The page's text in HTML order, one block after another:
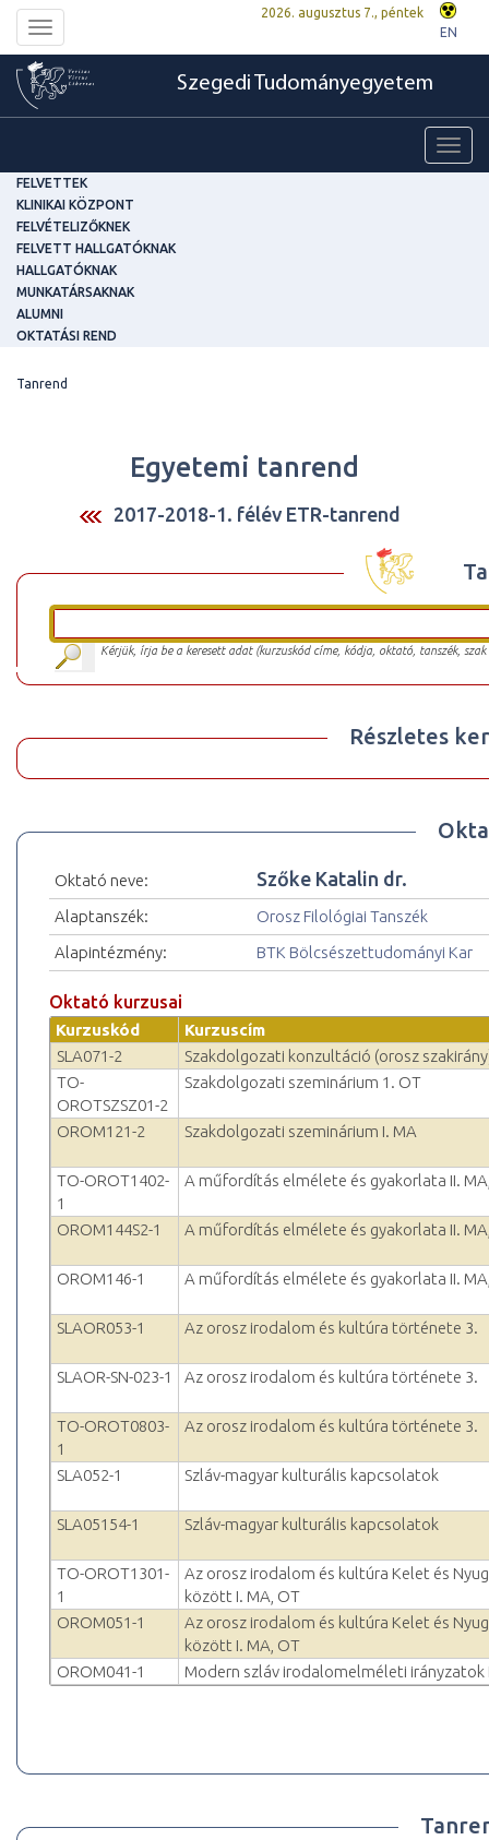
Toggle
navigation
2026. augusztus 7., péntek
EN
Szegedi Tudományegyetem
FELVETTEK
KLINIKAI KÖZPONT
FELVÉTELIZŐKNEK
FELVETT HALLGATÓKNAK
HALLGATÓKNAK
MUNKATÁRSAKNAK
ALUMNI
OKTATÁSI REND
Tanrend
Egyetemi tanrend
2017-2018-1. félév ETR-tanrend
Kérjük, írja be a keresett adat (kurzuskód címe, kódja, oktató, tanszék,
Részletes
Oktató neve: Szőke Katalin dr.
Alaptanszék:
Orosz Filológiai Tanszék
Alapintézmény:
BTK Bölcsészettudományi Kar
Oktató kurzusai
Kurzuskód
Kurzuscím
SLA071-2
Szakdolgozati konzultáció (orosz
TO-
OROTSZSZ01-2
Szakdolgozati szeminárium 1. OT
OROM121-2 Szakdolgozati szeminárium I. MA
TO-OROT1402-
1
A műfordítás elmélete és gyakorlata II.
OROM144S2-1 A műfordítás elmélete és gyakorlata II.
OROM146-1 A műfordítás elmélete és gyakorlata II.
SLAOR053-1 Az orosz irodalom és kultúra története 3.
SLAOR-SN-023-1 Az orosz irodalom és kultúra története 3.
TO-OROT0803-
1
Az orosz irodalom és kultúra története 3.
SLA052-1 Szláv-magyar kulturális kapcsolatok
SLA05154-1 Szláv-magyar kulturális kapcsolatok
TO-OROT1301-
1
Az orosz irodalom és kultúra Kelet és
között I. MA, OT
OROM051-1
Az orosz irodalom és kultúra Kelet és
között I. MA, OT
OROM041-1
Modern szláv irodalomelméleti irányzatok